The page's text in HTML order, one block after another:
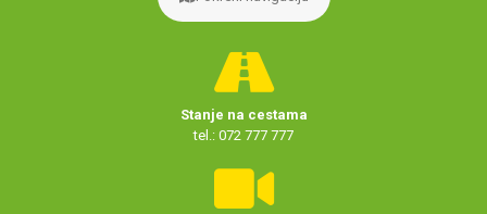
Stanje na cestama
tel.: 072 777 777